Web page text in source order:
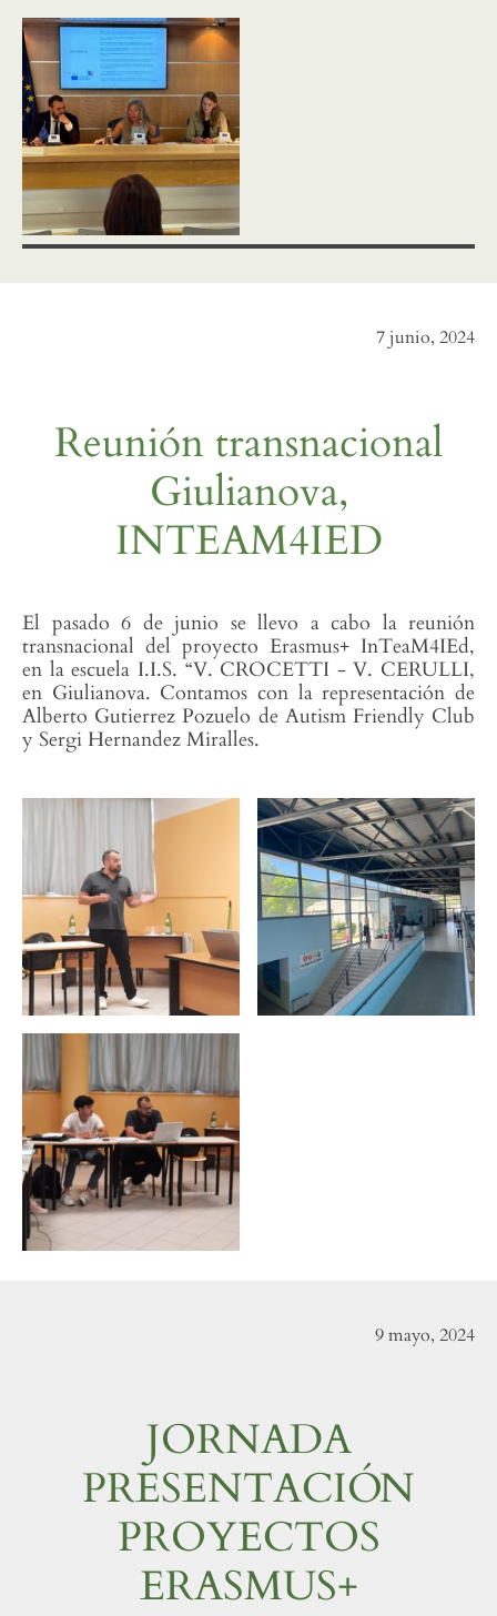
7 junio, 2024
Reunión transnacional
Giulianova,
INTEAM4IED
El pasado 6 de junio se llevo a cabo la reunión
transnacional del proyecto Erasmus+ InTeaM4IEd,
en la escuela I.I.S. “V. CROCETTI - V. CERULLI,
en Giulianova. Contamos con la representación de
Alberto Gutierrez Pozuelo de Autism Friendly Club
y Sergi Hernandez Miralles.
9 mayo, 2024
JORNADA
PRESENTACIÓN
PROYECTOS
ERASMUS+